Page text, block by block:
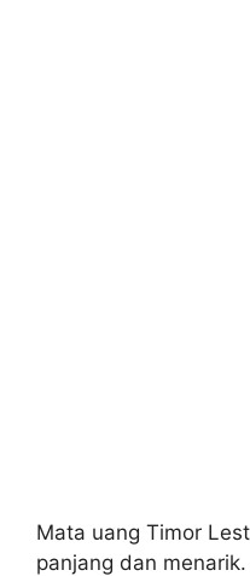
Mata uang Timor
panjang dan